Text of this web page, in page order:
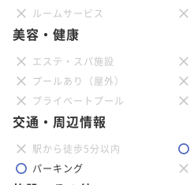
ルームサービス
美容・健康
エステ・スパ施設
プールあり（屋外）
プライベートプール
交通・周辺情報
駅から徒歩5分以内
パーキング